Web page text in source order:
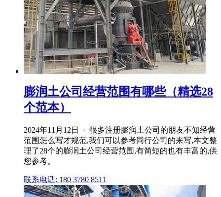
膨润土公司经营范围有哪些（精选28
个范本）
2024年11月12日 · 很多注册膨润土公司的朋友不知经营
范围怎么写才规范,我们可以参考同行公司的来写,本文整
理了28个的膨润土公司经营范围,有简短的也有丰富的,供
您参考。
联系电话: 180 3780 8511